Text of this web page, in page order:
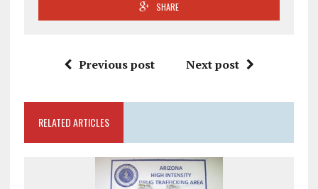
SHARE
Previous post Next post
RELATED ARTICLES